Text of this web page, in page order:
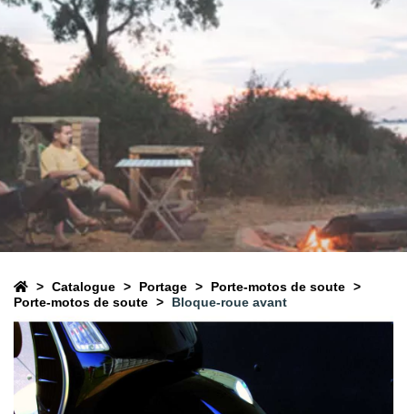
Catalogue Portage
Porte-motos de soute
Porte-motos de soute
Bloque-roue avant